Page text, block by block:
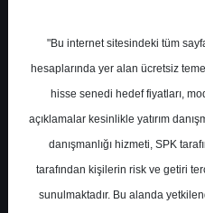
Ana Sayfa
Rapor Detay
BIOEN -
Halk Yatırım
"Bu internet sitesindeki tüm
hesaplarında yer alan ücretsiz
hisse senedi hedef fiyatları,
açıklamalar kesinlikle yatırım
danışmanlığı hizmeti, SPK
tarafından kişilerin risk ve getiri
sunulmaktadır. Bu alanda